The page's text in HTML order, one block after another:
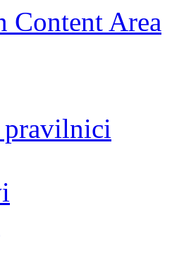
Content Area
pravilnici